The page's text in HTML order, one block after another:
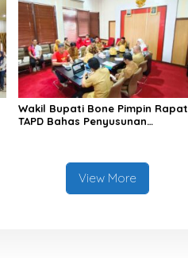
Wakil Bupati Bone Pimpin Rapat
TAPD Bahas Penyusunan
View More